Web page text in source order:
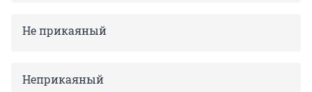
Не прикаяный
Неприкаяный